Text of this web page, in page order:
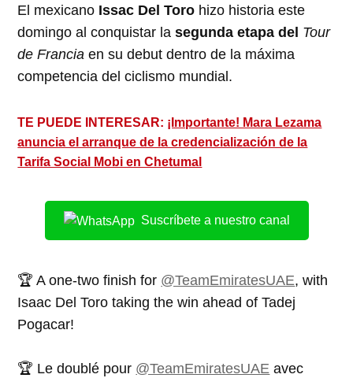
El mexicano Issac Del Toro hizo historia este
domingo al conquistar lasegunda etapa del Tour
de Francia en su debut dentro de la máxima
competencia del ciclismo mundial.
TE PUEDE INTERESAR: ¡Importante! Mara Lezama
anuncia el arranque de la credencialización de la
Tarifa Social Mobi en Chetumal
Suscríbete a nuestro canal
🏆 A one-two finish for @TeamEmiratesUAE, with
Isaac Del Toro taking the win ahead of Tadej
Pogacar!
🏆 Le doublé pour @TeamEmiratesUAE avec